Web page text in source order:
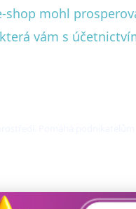
shop mohl
vám s